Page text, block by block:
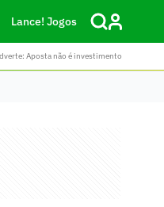
Lance! Jogos
Aposta não é investimento